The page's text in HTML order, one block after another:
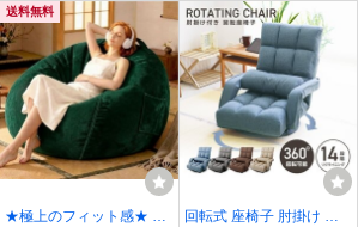
送料無料
★極上のフィット感★ 豆
回転式 座椅子 肘掛け コ